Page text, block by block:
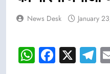
News Desk January
X